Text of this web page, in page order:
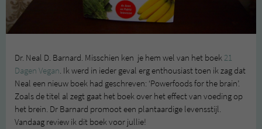
Dr. Neal D. Barnard. Misschien ken je hem wel van het boek 21
Dagen Vegan. Ik werd in ieder geval erg enthousiast toen ik zag dat
Neal een nieuw boek had geschreven: ‘Powerfoods for the brain’.
Zoals de titel al zegt gaat het boek over het effect van voeding op
het brein. Dr Barnard promoot een plantaardige levensstijl.
Vandaag review ik dit boek voor jullie!